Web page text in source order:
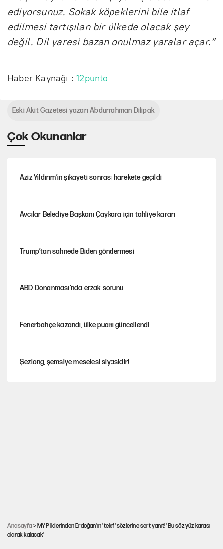
ediyorsunuz. Sokak köpeklerini bile itlaf
edilmesi tartışılan bir ülkede olacak şey
değil. Dil yaresi bazan onulmaz yaralar açar.”
Haber Kaynağı :12punto
Çok Okunanlar
Aziz Yıldırım’ın şikayeti sonrası harekete geçildi
Avcılar Belediye Başkanı Çaykara için tahliye kararı
Trump’tan sahnede Biden göndermesi
ABD Donanması’nda erzak sorunu
Fenerbahçe kazandı, ülke puanı güncellendi
Şezlong, şemsiye meselesi siyasidir!
Eski Akit Gazetesi yazarı Abdurrahman Dilipak
Anasayfa > MYP liderinden Erdoğan'ın 'telef' sözlerine sert yanıt! 'Bu söz yüz karası
olarak kalacak'